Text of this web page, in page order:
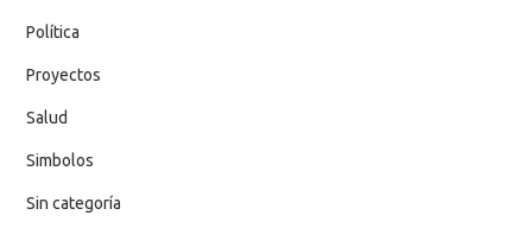
Política
Proyectos
Salud
Simbolos
Sin categoría